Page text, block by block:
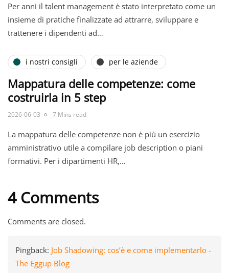
Per anni il talent management è stato interpretato come un
insieme di pratiche finalizzate ad attrarre, sviluppare e
trattenere i dipendenti ad…
i nostri consigli per le aziende
Mappatura delle competenze: come
costruirla in 5 step
2026-06-03 7 Mins read
La mappatura delle competenze non è più un esercizio
amministrativo utile a compilare job description o piani
formativi. Per i dipartimenti HR,…
4 Comments
Comments are closed.
Pingback: Job Shadowing: cos’è e come implementarlo -
The Eggup Blog